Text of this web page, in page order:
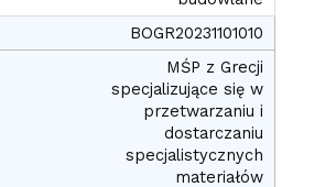
BOGR20231101010
MŚP z Grecji
specjalizujące się w
przetwarzaniu i
dostarczaniu
specjalistycznych
materiałów